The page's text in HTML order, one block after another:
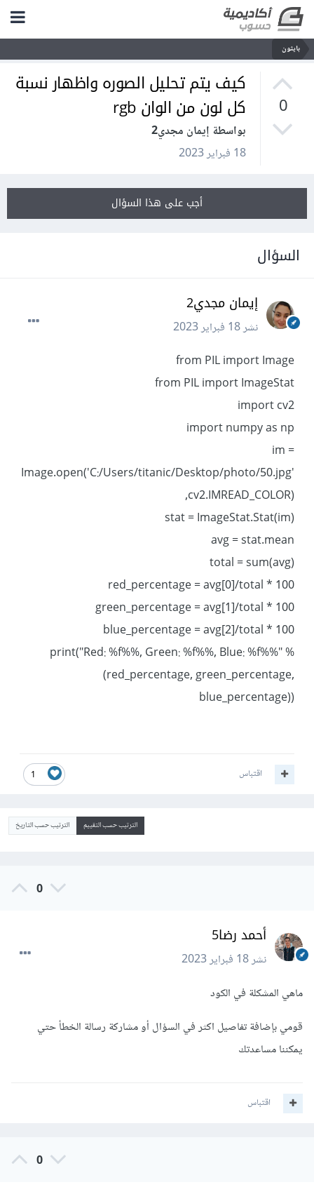
بايثون
0
كيف يتم تحليل الصوره واظهار نسبة
كل لون من الوان rgb
بواسطة إيمان مجدي2
18 فبراير 2023
أجب على هذا السؤال
السؤال
إيمان مجدي2
نشر18 فبراير 2023
from PIL import Image
from PIL import ImageStat
import cv2
import numpy as np
im =
Image.open('C:/Users/titanic/Desktop/photo/50.jpg'
,cv2.IMREAD_COLOR)
stat = ImageStat.Stat(im)
avg = stat.mean
total = sum(avg)
red_percentage = avg[0]/total * 100
green_percentage = avg[1]/total * 100
blue_percentage = avg[2]/total * 100
print("Red: %f%%, Green: %f%%, Blue: %f%%" %
(red_percentage, green_percentage,
blue_percentage))
1 اقتباس
الترتيب حسب التقييم الترتيب حسب التاريخ
0
أحمد رضا5
نشر18 فبراير 2023
ماهي المشكلة في الكود
قومي بإضافة تفاصيل اكثر في السؤال أو مشاركة رسالة الخطأ حتي
يمكننا مساعدتك
اقتباس
0